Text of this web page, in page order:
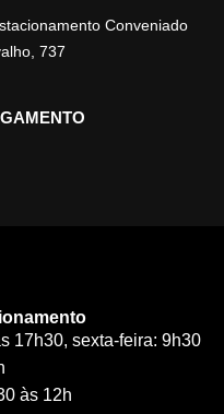
Conveniado
737
17h30, sexta-feira: 9h30
às 12h